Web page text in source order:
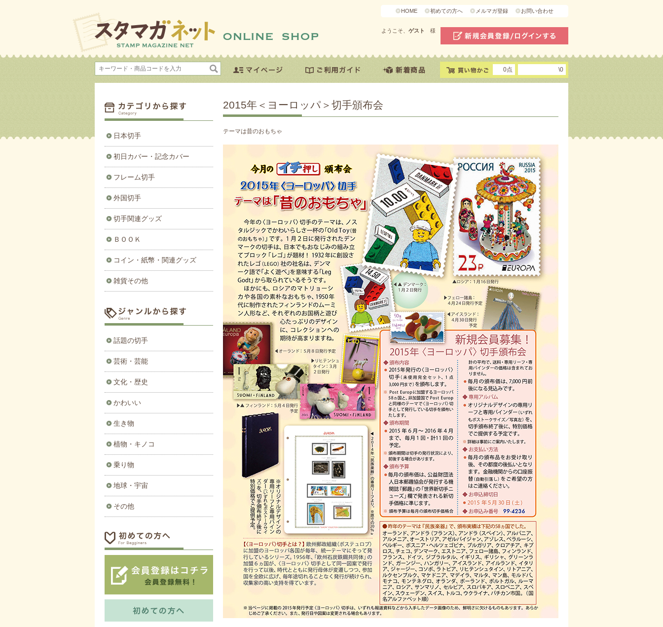
HOME 初めての方へ メルマガ登録 お問い合わせ
ようこそ、 ゲスト 様
0点 \0
2015年＜ヨーロッパ＞切手頒布会
テーマは昔のおもちゃ
日本切手
初日カバー・記念カバー
フレーム切手
外国切手
切手関連グッズ
ＢＯＯＫ
コイン・紙幣・関連グッズ
雑貨その他
話題の切手
芸術・芸能
文化・歴史
かわいい
生き物
植物・キノコ
乗り物
地球・宇宙
その他